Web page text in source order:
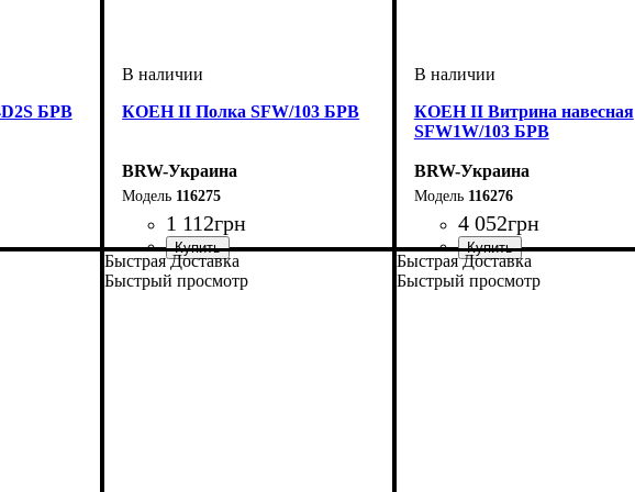
БРВ КОЕН II Полка SFW/103 БРВ
BRW-Украина
116275
1 112грн
ширина, мм: 1035
высота, мм: 420
глубина, мм: 265
КОЕН II Витрина навесная
SFW1W/103 БРВ
BRW-Украина
116276
4 052грн
ширина, мм: 1035
высота, мм: 420
глубина, мм: 270
Быстрая Доставка
Быстрый просмотр
Быстрая Доставка
Быстрый просмотр